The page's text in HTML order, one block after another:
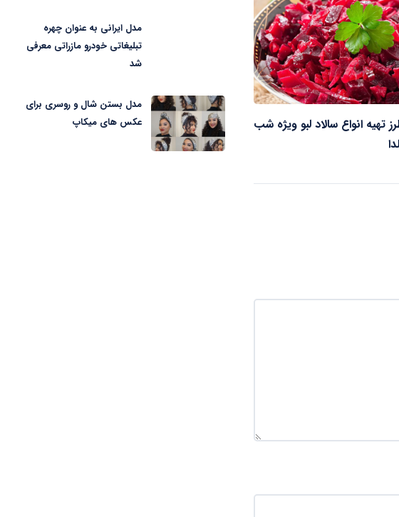
تهیه انواع سالاد لبو ویژه شب
مدل ایرانی به عنوان چهره
تبلیغاتی خودرو مازراتی معرفی
شد
مدل بستن شال و روسری برای
عکس های میکاپ